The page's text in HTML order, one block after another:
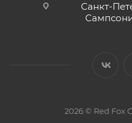
Санкт-
2026 © Red Fox